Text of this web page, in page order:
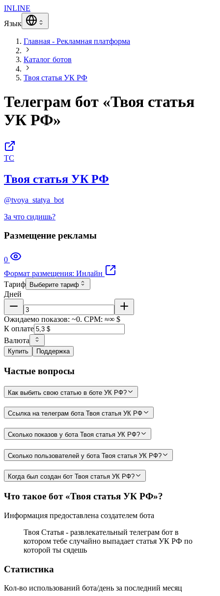
INLINE
Язык
Главная - Рекламная платформа
Каталог ботов
Твоя статья УК РФ
Телеграм бот «Твоя статья
УК РФ»
ТС
Твоя статья УК РФ
@tvoya_statya_bot
За что сидишь?
Размещение рекламы
0
Формат размещения: Инлайн
Тариф
Выберите тариф
Дней
Ожидаемо показов: ~0. CPM: ≈∞ $
К оплате
Валюта
Купить Поддержка
Частые вопросы
Как выбить свою статью в боте УК РФ?
Ссылка на телеграм бота Твоя статья УК РФ
Сколько показов у бота Твоя статья УК РФ?
Сколько пользователей у бота Твоя статья УК РФ?
Когда был создан бот Твоя статья УК РФ?
Что такое бот «Твоя статья УК РФ»?
Информация предоставлена создателем бота
Твоя Статья - развлекательный телеграм бот в
котором тебе случайно выпадает статья УК РФ по
которой ты сядешь
Статистика
Кол-во использований бота/день за последний месяц